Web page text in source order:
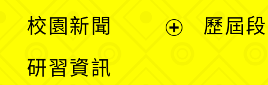
校園新聞
研習資訊
歷屆